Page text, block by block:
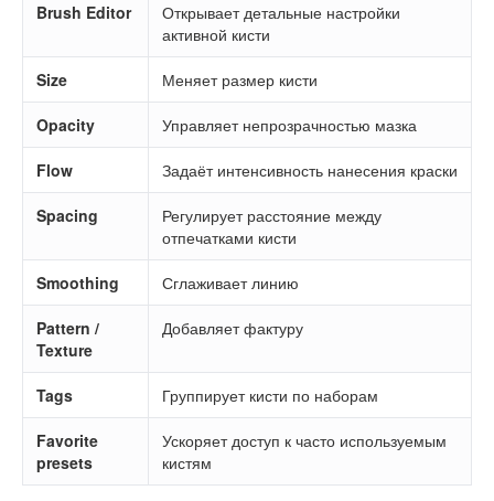
Brush Editor
Открывает детальные настройки
активной кисти
Size Меняет размер кисти
Opacity Управляет непрозрачностью мазка
Flow Задаёт интенсивность нанесения краски
Spacing
Регулирует расстояние между
отпечатками кисти
Smoothing Сглаживает линию
Pattern /
Texture
Добавляет фактуру
Tags Группирует кисти по наборам
Favorite
presets
Ускоряет доступ к часто используемым
кистям